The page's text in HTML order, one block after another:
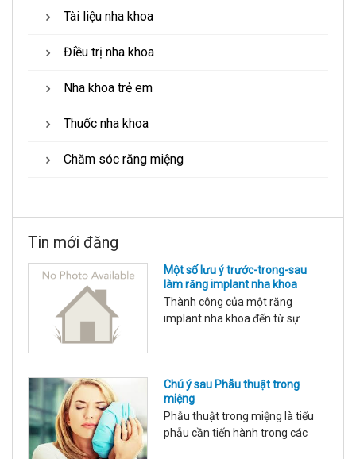
Tài liệu nha khoa
Điều trị nha khoa
Nha khoa trẻ em
Thuốc nha khoa
Chăm sóc răng miệng
Tin mới đăng
Một số lưu ý trước-trong-sau
làm răng implant nha khoa
Thành công của một răng
implant nha khoa đến từ sự
implant: Các điều kiện cần để tối
ưu: Cung cấp đầy đủ thông tin
tình trạng sức khỏe, tuân thủ
hướng dẫn của nhân viên y tế, sử
Chú ý sau Phẫu thuật trong
miệng
Phẫu thuật trong miệng là tiểu
phẫu cần tiến hành trong các